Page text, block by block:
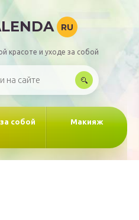
RU
красоте и уходе за собой
собой Макияж